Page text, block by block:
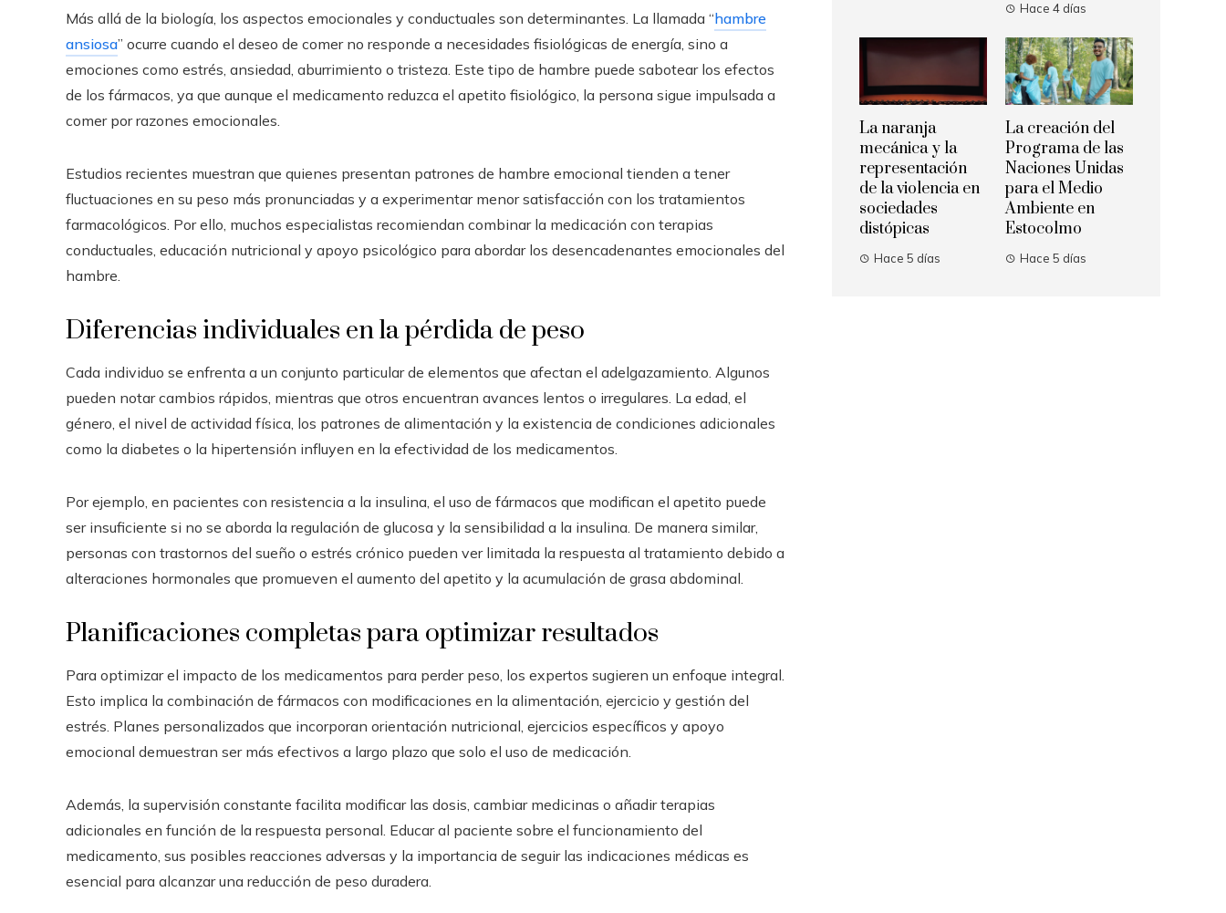
Más allá de la biología, los aspectos emocionales y conductuales son determinantes. La llamada “hambre
ansiosa” ocurre cuando el deseo de comer no responde a necesidades fisiológicas de energía, sino a
emociones como estrés, ansiedad, aburrimiento o tristeza. Este tipo de hambre puede sabotear los efectos
de los fármacos, ya que aunque el medicamento reduzca el apetito fisiológico, la persona sigue impulsada a
comer por razones emocionales.
Estudios recientes muestran que quienes presentan patrones de hambre emocional tienden a tener
fluctuaciones en su peso más pronunciadas y a experimentar menor satisfacción con los tratamientos
farmacológicos. Por ello, muchos especialistas recomiendan combinar la medicación con terapias
conductuales, educación nutricional y apoyo psicológico para abordar los desencadenantes emocionales del
hambre.
Diferencias individuales en la pérdida de peso
Cada individuo se enfrenta a un conjunto particular de elementos que afectan el adelgazamiento. Algunos
pueden notar cambios rápidos, mientras que otros encuentran avances lentos o irregulares. La edad, el
género, el nivel de actividad física, los patrones de alimentación y la existencia de condiciones adicionales
como la diabetes o la hipertensión influyen en la efectividad de los medicamentos.
Por ejemplo, en pacientes con resistencia a la insulina, el uso de fármacos que modifican el apetito puede
ser insuficiente si no se aborda la regulación de glucosa y la sensibilidad a la insulina. De manera similar,
personas con trastornos del sueño o estrés crónico pueden ver limitada la respuesta al tratamiento debido a
alteraciones hormonales que promueven el aumento del apetito y la acumulación de grasa abdominal.
Planificaciones completas para optimizar resultados
Para optimizar el impacto de los medicamentos para perder peso, los expertos sugieren un enfoque integral.
Esto implica la combinación de fármacos con modificaciones en la alimentación, ejercicio y gestión del
estrés. Planes personalizados que incorporan orientación nutricional, ejercicios específicos y apoyo
emocional demuestran ser más efectivos a largo plazo que solo el uso de medicación.
Además, la supervisión constante facilita modificar las dosis, cambiar medicinas o añadir terapias
adicionales en función de la respuesta personal. Educar al paciente sobre el funcionamiento del
medicamento, sus posibles reacciones adversas y la importancia de seguir las indicaciones médicas es
esencial para alcanzar una reducción de peso duradera.
Hace 4 días
La naranja
mecánica y la
representación
de la violencia en
sociedades
distópicas
Hace 5 días
La creación del
Programa de las
Naciones Unidas
para el Medio
Ambiente en
Estocolmo
Hace 5 días